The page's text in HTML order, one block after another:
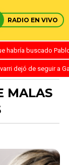
RADIO EN VIVO
habría buscado
dejó de seguir a
MALAS